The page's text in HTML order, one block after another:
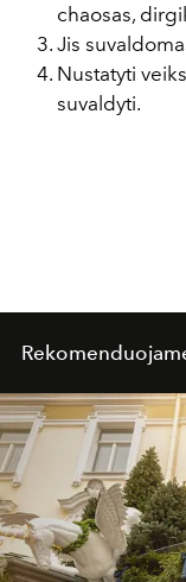
chaosas,
Jis
Nustatyti
suvaldyti.